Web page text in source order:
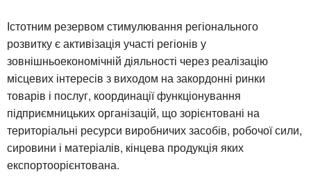
Істотним резервом стимулювання регіонального
розвитку є активізація участі регіонів у
зовнішньоекономічній діяльності через реалізацію
місцевих інтересів з виходом на закордонні ринки
товарів і послуг, координації функціонування
підприємницьких організацій, що зорієнтовані на
територіальні ресурси виробничих засобів, робочої сили,
сировини і матеріалів, кінцева продукція яких
експортоорієнтована.